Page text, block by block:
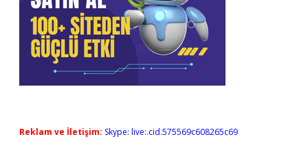
Reklam ve İletişim: Skype: live:.cid.575569c608265c69